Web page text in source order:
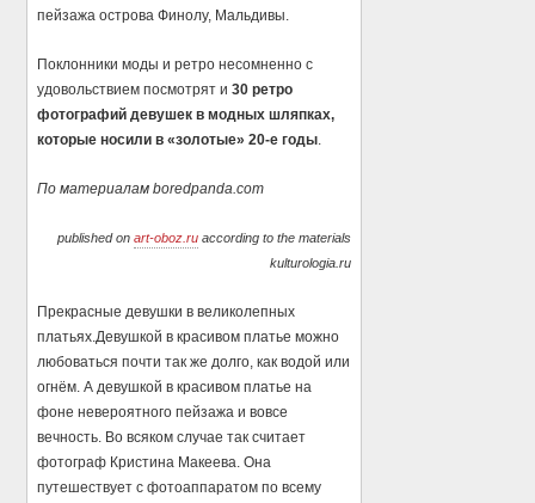
пейзажа острова Финолу, Мальдивы.
Поклонники моды и ретро несомненно с
удовольствием посмотрят и30 ретро
фотографий девушек в модных шляпках,
которые носили в «золотые» 20-е годы.
По материалам boredpanda.com
published on art-oboz.ruaccording to the materials
kulturologia.ru
Прекрасные девушки в великолепных
платьях.Девушкой в красивом платье можно
любоваться почти так же долго, как водой или
огнём. А девушкой в красивом платье на
фоне невероятного пейзажа и вовсе
вечность. Во всяком случае так считает
фотограф Кристина Макеева. Она
путешествует с фотоаппаратом по всему